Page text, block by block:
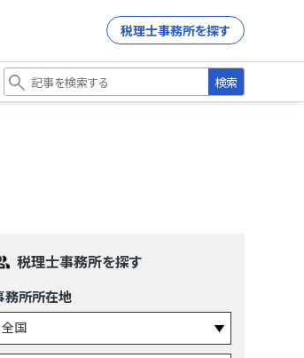
税理士事務所を探す
検索
税理士事務所を探す
務所所在地